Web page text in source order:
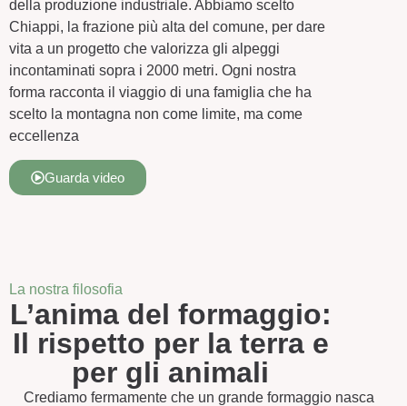
della produzione industriale. Abbiamo scelto
Chiappi, la frazione più alta del comune, per dare
vita a un progetto che valorizza gli alpeggi
incontaminati sopra i 2000 metri. Ogni nostra
forma racconta il viaggio di una famiglia che ha
scelto la montagna non come limite, ma come
eccellenza
Guarda video
La nostra filosofia
L’anima del formaggio:
Il rispetto per la terra e
per gli animali
Crediamo fermamente che un grande formaggio nasca